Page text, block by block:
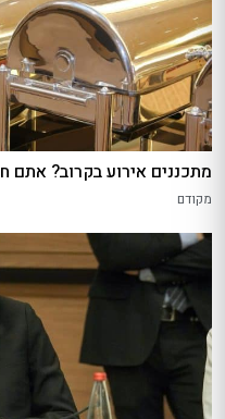
מתכננים אירוע בקרוב? אתם
מקודם